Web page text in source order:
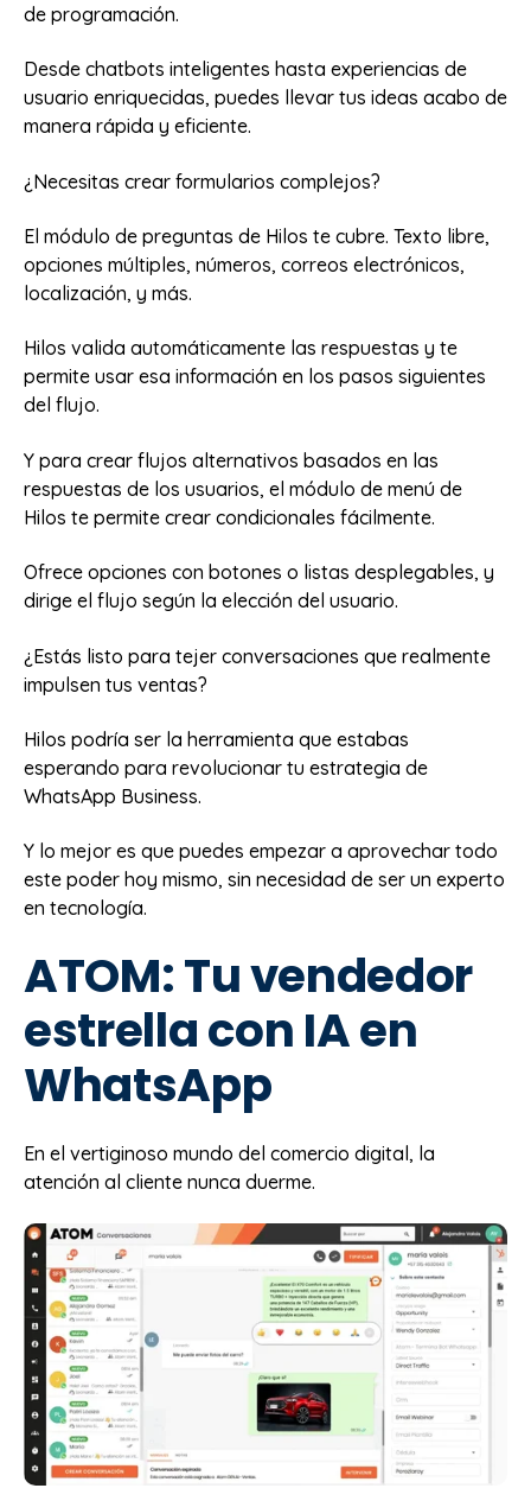
de programación.
Desde chatbots inteligentes hasta experiencias de
usuario enriquecidas, puedes llevar tus ideas acabo de
manera rápida y eficiente.
¿Necesitas crear formularios complejos?
El módulo de preguntas de Hilos te cubre. Texto libre,
opciones múltiples, números, correos electrónicos,
localización, y más.
Hilos valida automáticamente las respuestas y te
permite usar esa información en los pasos siguientes
del flujo.
Y para crear flujos alternativos basados en las
respuestas de los usuarios, el módulo de menú de
Hilos te permite crear condicionales fácilmente.
Ofrece opciones con botones o listas desplegables, y
dirige el flujo según la elección del usuario.
¿Estás listo para tejer conversaciones que realmente
impulsen tus ventas?
Hilos podría ser la herramienta que estabas
esperando para revolucionar tu estrategia de
WhatsApp Business.
Y lo mejor es que puedes empezar a aprovechar todo
este poder hoy mismo, sin necesidad de ser un experto
en tecnología.
ATOM: Tu vendedor
estrella con IA en
WhatsApp
En el vertiginoso mundo del comercio digital, la
atención al cliente nunca duerme.